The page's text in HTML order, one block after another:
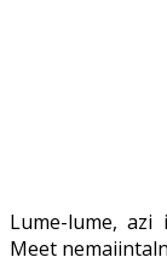
Lume-lume, azi
Meet